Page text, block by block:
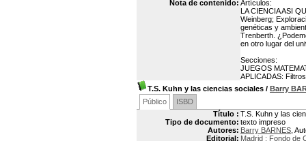
Nota de contenido: Artículos:
LA CIENCIA ASI
Weinberg;
genéticas y
Trenberth.
en otro lugar del
Secciones:
JUEGOS
APLICADAS:
T.S. Kuhn y las ciencias sociales / Barry
Público
ISBD
Título : T.S. Kuhn y las
Tipo de documento: texto impreso
Autores: Barry BARNES ,
Editorial: Madrid : Fondo de